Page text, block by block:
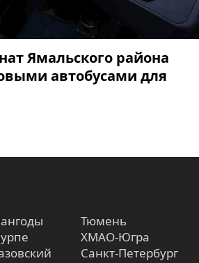
Ямальского района
автобусами для
Тюмень
ХМАО-Югра
Санкт-Петербург